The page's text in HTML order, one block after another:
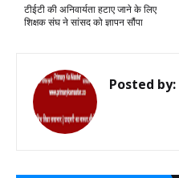
टीईटी की अनिवार्यता हटाए जाने के लिए
शिक्षक संघ ने सांसद को ज्ञापन सौंपा
Posted by: